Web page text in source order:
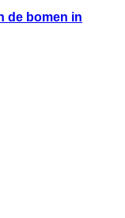
de bomen in